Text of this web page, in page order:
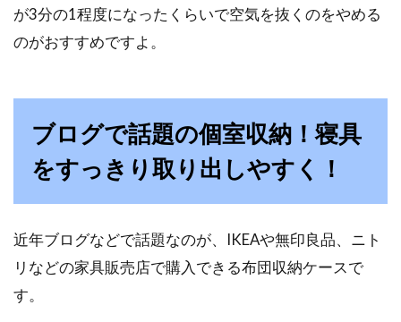
が3分の1程度になったくらいで空気を抜くのをやめる
のがおすすめですよ。
ブログで話題の個室収納！寝具
をすっきり取り出しやすく！
近年ブログなどで話題なのが、IKEAや無印良品、ニト
リなどの家具販売店で購入できる布団収納ケースで
す。